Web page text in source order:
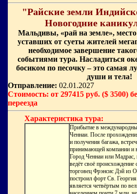
"Райские земли
Новогодние
Мальдивы, «рай на земле»,
уставших от суеты жителей
необходимое завершение
событиями тура. Насладиться
босиком по песочку – это самая
души и тела!
Отправление: 02.01.2027
Стоимость: от 297415 руб. ($ 3500)
переезда
Характеристика тура:
Прибытие в
Ченнаи. После
и получения багажа,
принимающей компании и
Город Ченнаи или Мадрас,
ведёт своё происхождение
торговец Фрэнсис Дэй из
построил форт Св.
является четвёртым по